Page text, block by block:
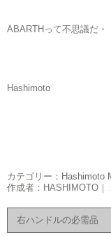
ABARTHって不思議だ・
Hashimoto
カテゴリー： Hashimoto
作成者：HASHIMOTO｜
右ハンドルの必需品